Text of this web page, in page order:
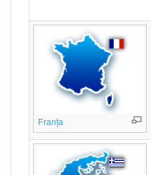
Franța